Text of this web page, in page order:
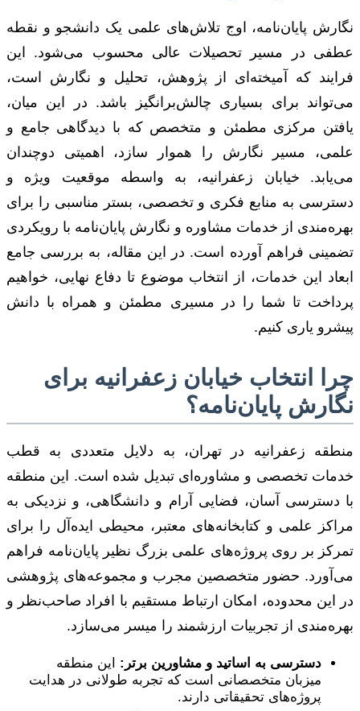
نگارش پایان‌نامه، اوج تلاش‌های علمی یک دانشجو و نقطه
عطفی در مسیر تحصیلات عالی محسوب می‌شود. این
فرایند که آمیخته‌ای از پژوهش، تحلیل و نگارش است،
می‌تواند برای بسیاری چالش‌برانگیز باشد. در این میان،
یافتن مرکزی مطمئن و متخصص که با دیدگاهی جامع و
علمی، مسیر نگارش را هموار سازد، اهمیتی دوچندان
می‌یابد. خیابان زعفرانیه، به واسطه موقعیت ویژه و
دسترسی به منابع فکری و تخصصی، بستر مناسبی را برای
بهره‌مندی از خدمات مشاوره و نگارش پایان‌نامه با رویکردی
تضمینی فراهم آورده است. در این مقاله، به بررسی جامع
ابعاد این خدمات، از انتخاب موضوع تا دفاع نهایی، خواهیم
پرداخت تا شما را در مسیری مطمئن و همراه با دانش
پیشرو یاری کنیم.
چرا انتخاب خیابان زعفرانیه برای
نگارش پایان‌نامه؟
منطقه زعفرانیه در تهران، به دلایل متعددی به قطب
خدمات تخصصی و مشاوره‌ای تبدیل شده است. این منطقه
با دسترسی آسان، فضایی آرام و دانشگاهی، و نزدیکی به
مراکز علمی و کتابخانه‌های معتبر، محیطی ایده‌آل را برای
تمرکز بر روی پروژه‌های علمی بزرگ نظیر پایان‌نامه فراهم
می‌آورد. حضور متخصصین مجرب و مجموعه‌های پژوهشی
در این محدوده، امکان ارتباط مستقیم با افراد صاحب‌نظر و
بهره‌مندی از تجربیات ارزشمند را میسر می‌سازد.
دسترسی به اساتید و مشاورین برتر: این منطقه
میزبان متخصصانی است که تجربه طولانی در هدایت
پروژه‌های تحقیقاتی دارند.